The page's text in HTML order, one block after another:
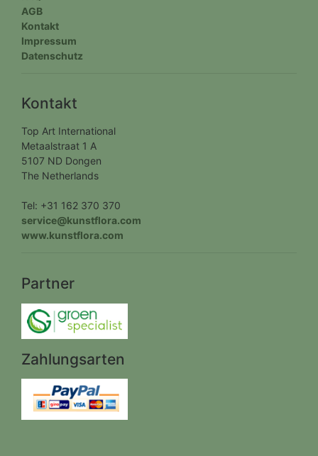
AGB
Kontakt
Impressum
Datenschutz
Kontakt
Top Art International
Metaalstraat 1 A
5107 ND Dongen
The Netherlands
Tel: +31 162 370 370
service@kunstflora.com
www.kunstflora.com
Partner
Zahlungsarten